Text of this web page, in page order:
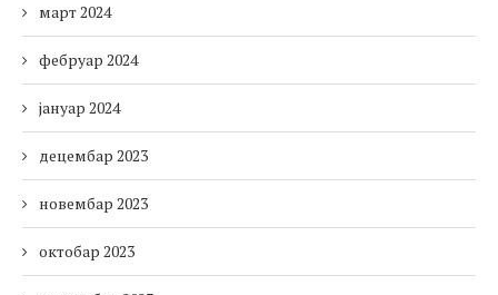
март 2024
фебруар 2024
јануар 2024
децембар 2023
новембар 2023
октобар 2023